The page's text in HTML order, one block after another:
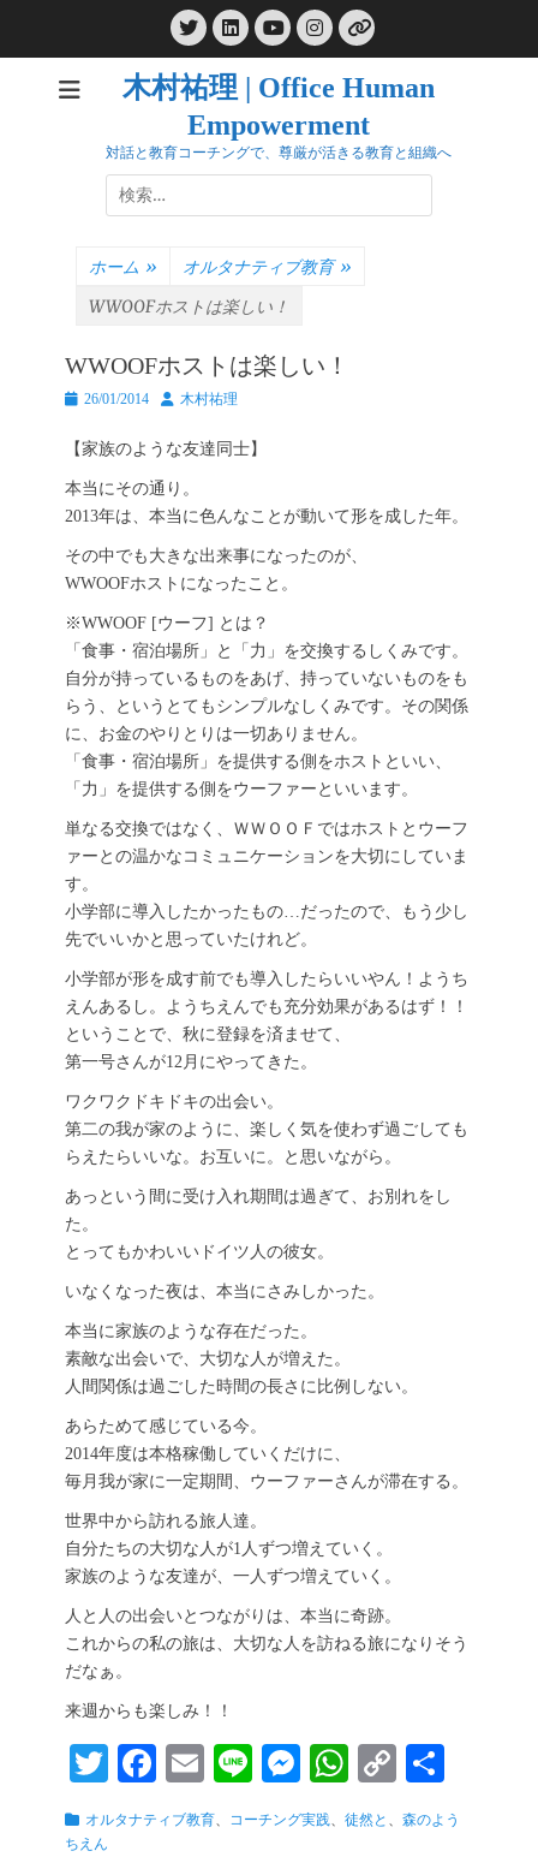
TwitterLinkedIn
YouTube
Instagram
リ
ン
ク
木村祐理 | Office Human
Empowerment
対話と教育コーチングで、尊厳が活きる教育と組織へ
検
索:
ホーム » オルタナティブ教育 »
WWOOFホストは楽しい！
WWOOFホストは楽しい！
投
日
26/01/2014
投
者
木村祐理
【家族のような友達同士】
本当にその通り。
2013年は、本当に色んなことが動いて形を成した年。
その中でも大きな出来事になったのが、
WWOOFホストになったこと。
※WWOOF [ウーフ] とは？
「食事・宿泊場所」と「力」を交換するしくみです。
自分が持っているものをあげ、持っていないものをも
らう、というとてもシンプルなしくみです。その関係
に、お金のやりとりは一切ありません。
「食事・宿泊場所」を提供する側をホストといい、
「力」を提供する側をウーファーといいます。
単なる交換ではなく、ＷＷＯＯＦではホストとウーフ
ァーとの温かなコミュニケーションを大切にしていま
す。
小学部に導入したかったもの…だったので、もう少し
先でいいかと思っていたけれど。
小学部が形を成す前でも導入したらいいやん！ようち
えんあるし。ようちえんでも充分効果があるはず！！
ということで、秋に登録を済ませて、
第一号さんが12月にやってきた。
ワクワクドキドキの出会い。
第二の我が家のように、楽しく気を使わず過ごしても
らえたらいいな。お互いに。と思いながら。
あっという間に受け入れ期間は過ぎて、お別れをし
た。
とってもかわいいドイツ人の彼女。
いなくなった夜は、本当にさみしかった。
本当に家族のような存在だった。
素敵な出会いで、大切な人が増えた。
人間関係は過ごした時間の長さに比例しない。
あらためて感じている今。
2014年度は本格稼働していくだけに、
毎月我が家に一定期間、ウーファーさんが滞在する。
世界中から訪れる旅人達。
自分たちの大切な人が1人ずつ増えていく。
家族のような友達が、一人ずつ増えていく。
人と人の出会いとつながりは、本当に奇跡。
これからの私の旅は、大切な人を訪ねる旅になりそう
だなぁ。
来週からも楽しみ！！
T
tte
Fa
ce
bo
E
m
ail
Li
M
es
se
W
ha
ts
C
op
y
カ
テ
オルタナティブ教育、 コーチング実践、 徒然と 、 森のよう
ちえん